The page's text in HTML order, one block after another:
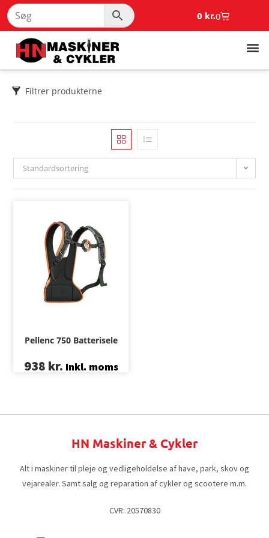
0 kr.0
Filtrer produkterne
Standardsortering
Pellenc 750 Batterisele
938 kr. Inkl. moms
HN Maskiner & Cykler
Alt i maskiner til pleje og vedligeholdelse af have, park, skov og
vejarealer. Samt salg og reparation af cykler og scootere m.m.
CVR: 20570830